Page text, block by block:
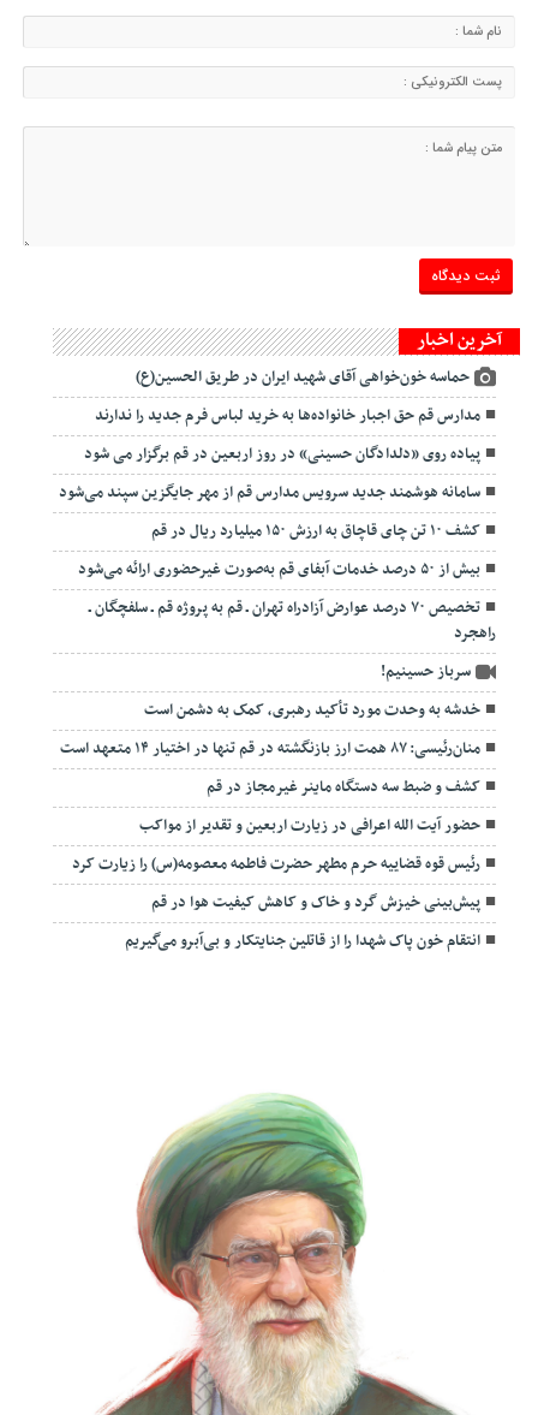
آخرین اخبار
حماسه خون‌خواهی آقای شهید ایران در طریق الحسین(ع)
مدارس قم حق اجبار خانواده‌ها به خرید لباس فرم جدید را ندارند
پیاده روی «دلدادگان حسینی» در روز اربعین در قم برگزار می شود
سامانه هوشمند جدید سرویس مدارس قم از مهر جایگزین سپند می‌شود
کشف ۱۰ تن چای قاچاق به ارزش ۱۵۰ میلیارد ریال در قم
بیش از ۵۰ درصد خدمات آبفای قم به‌صورت غیرحضوری ارائه می‌شود
تخصیص ۷۰ درصد عوارض آزادراه تهران ـ قم به پروژه قم ـ سلفچگان ـ
راهجرد
سرباز حسینیم!
خدشه به وحدت مورد تأکید رهبری، کمک به دشمن است
منان‌رئیسی: ۸۷ همت ارز بازنگشته در قم تنها در اختیار ۱۴ متعهد است
کشف و ضبط سه دستگاه ماینر غیرمجاز در قم
حضور آیت الله اعرافی در زیارت اربعین و تقدیر از مواکب
رئیس قوه قضاییه حرم مطهر حضرت فاطمه معصومه(س) را زیارت کرد
پیش‌بینی خیزش گرد و خاک و کاهش کیفیت هوا در قم
انتقام خون پاک شهدا را از قاتلین جنایتکار و بی‌آبرو می‌گیریم